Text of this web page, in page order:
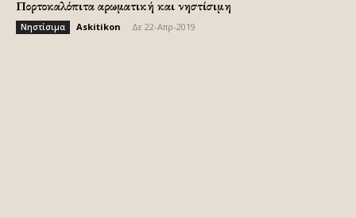
Πορτοκαλόπιτα αρωματική και νηστίσιμη
Νηστίσιμα Askitikon Δε 22-Απρ-2019